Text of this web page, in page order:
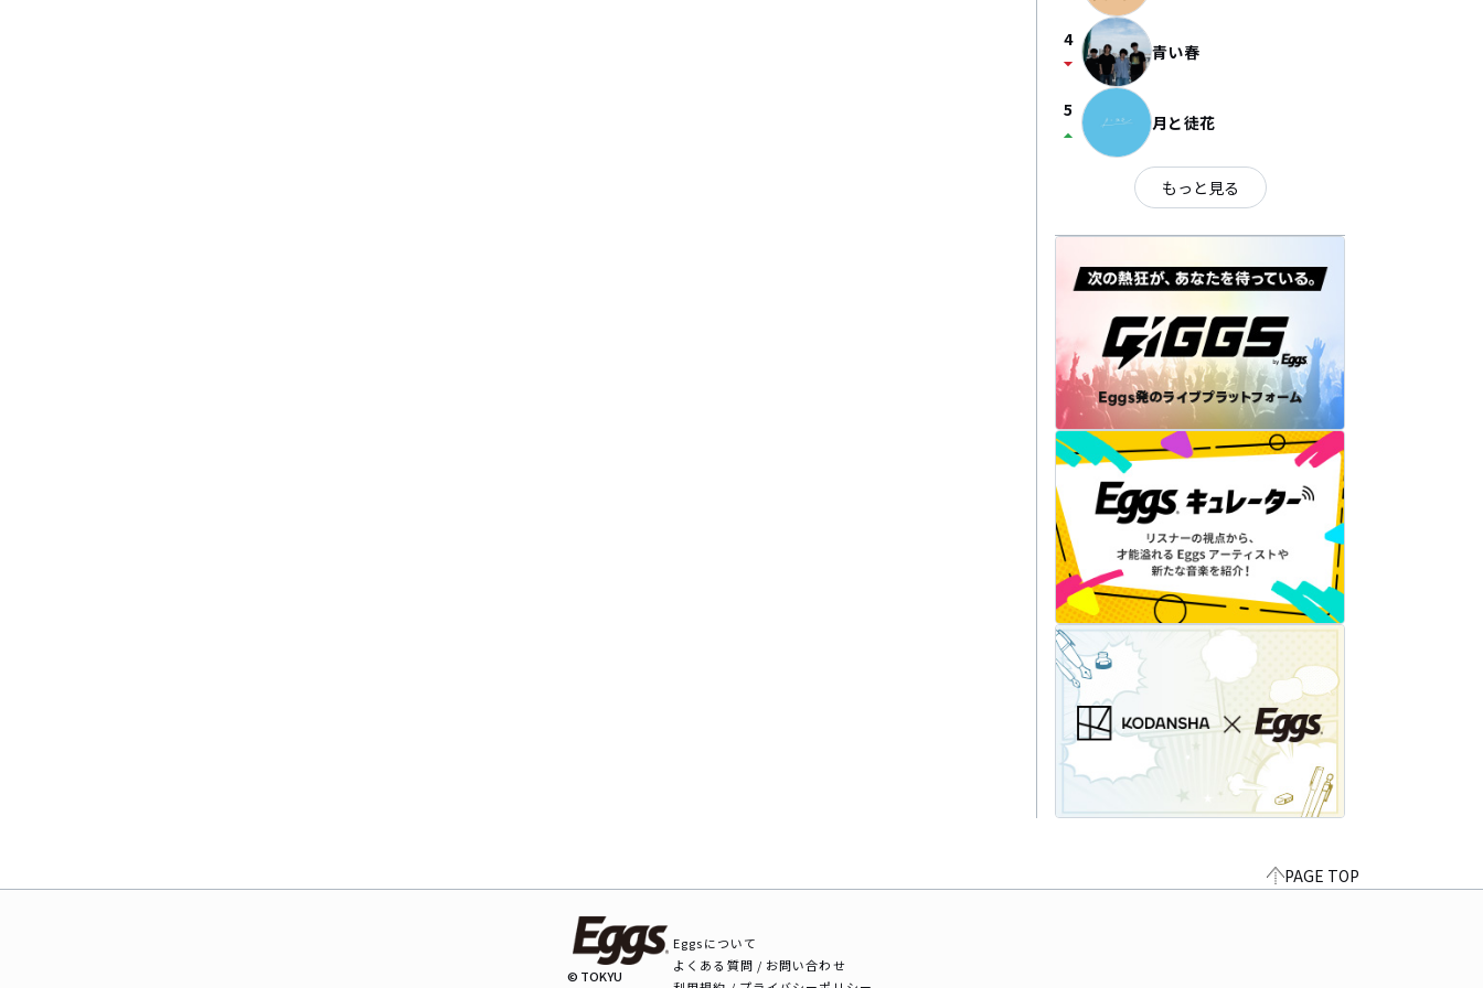
4
arrow_drop_down 青い春
5
arrow_drop_up 月と徒花
もっと見る
PAGE TOP
© TOKYU
Eggsについて
よくある質問 / お問い合わせ